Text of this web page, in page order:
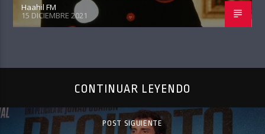
Haahil FM
15 DICIEMBRE 2021
CONTINUAR LEYENDO
POST SIGUIENTE